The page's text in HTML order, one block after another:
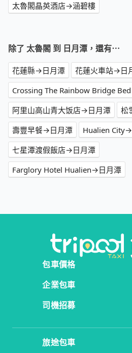
太魯閣晶英酒店→涵碧樓
除了 太魯閣 到 日月潭，還有⋯
花蓮縣→日月潭
花蓮火車站→日
Crossing The Rainbow Bridge
阿里山高山青大饭店→日月潭
松
壽豐早餐→日月潭
Hualien
七星潭渡假飯店→日月潭
Farglory Hotel Hualien→日月潭
包車價格
企業包車
司機招募
旅途包車